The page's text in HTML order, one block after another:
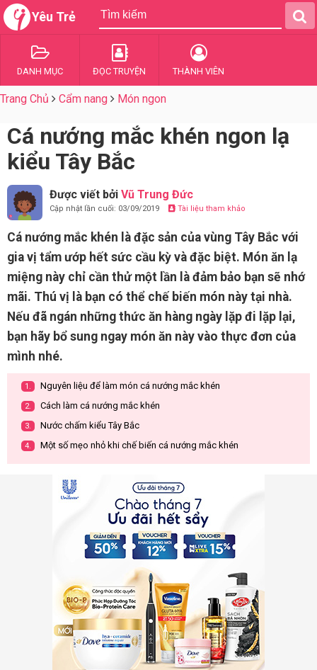
Yêu Trẻ
DANH MỤC ĐỌC TRUYỆN THÀNH VIÊN
Trang Chủ Cẩm nang Món ngon
Cá nướng mắc khén ngon lạ
kiểu Tây Bắc
Được viết bởi Vũ Trung Đức
Cập nhật lần cuối: 03/09/2019 Tài liệu tham khảo
Cá nướng mắc khén là đặc sản của vùng Tây Bắc với
gia vị tẩm ướp hết sức cầu kỳ và đặc biệt. Món ăn lạ
miệng này chỉ cần thử một lần là đảm bảo bạn sẽ nhớ
mãi. Thú vị là bạn có thể chế biến món này tại nhà.
Nếu đã ngán những thức ăn hàng ngày lặp đi lặp lại,
bạn hãy bổ sung ngay món ăn này vào thực đơn của
mình nhé.
1. Nguyên liệu để làm món cá nướng mắc khén
2. Cách làm cá nướng mắc khén
3. Nước chấm kiểu Tây Bắc
4. Một số mẹo nhỏ khi chế biến cá nướng mắc khén